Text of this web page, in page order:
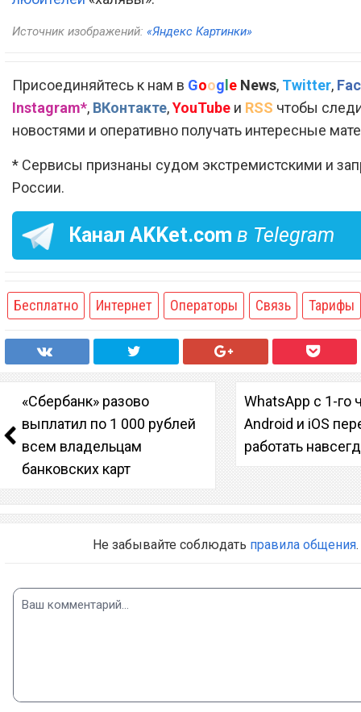
Источник изображений: «Яндекс Картинки»
Присоединяйтесь к нам в Google News, Twitter,
Instagram*, ВКонтакте,YouTube и RSS чтобы
новостями и оперативно получать интересные
* Сервисы признаны судом экстремистскими и
России.
Канал AKKet.com в Telegram
Бесплатно Интернет Операторы Связь Тарифы
«Сбербанк» разово
выплатил по 1 000 рублей
всем владельцам
банковских карт
WhatsApp с 1-го
Android и iOS
работать
Не забывайте соблюдать правила общения.